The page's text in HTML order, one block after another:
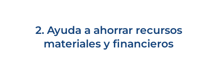
2. Ayuda a ahorrar recursos
materiales y financieros